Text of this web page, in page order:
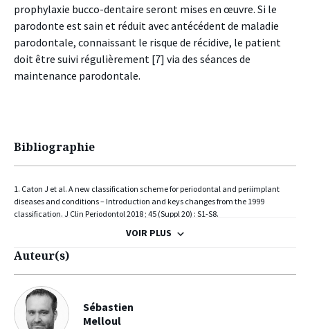
prophylaxie bucco-dentaire seront mises en œuvre. Si le
parodonte est sain et réduit avec antécédent de maladie
parodontale, connaissant le risque de récidive, le patient
doit être suivi régulièrement [7] via des séances de
maintenance parodontale.
Bibliographie
1. Caton J et al. A new classification scheme for periodontal and periimplant
diseases and conditions – Introduction and keys changes from the 1999
classification. J Clin Periodontol 2018 ; 45 (Suppl 20) : S1-S8.
2. Armitage GC. Development of a Classification System for Periodontal Diseases
3. Lang NP, Bartold PM. Periodontal health. J Clin Periodontol 2018 ; 45 (Suppl 20) :
S9-S16.
4. Lang NP, Nyman S, Senn C, Joss A. Bleeding on probing as it relates to probing
pressure and gingival health. J Clin Periodontol 1991 ; 18 : 257-61.
5. Ainamo J, Bay I. Problems and proposals for recording gingivitis and plaque. In
VOIR PLUS
Auteur(s)
Sébastien
Melloul